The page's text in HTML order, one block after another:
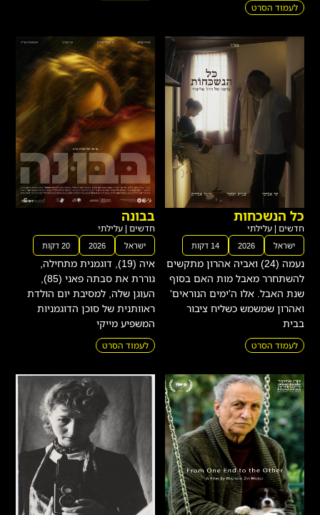
לעמוד הסרט
כל הנשכחות
חדשים |עלילתי
ישראל 2026 14 דקות
נעמה (24) ואביה אהרון מתקשים
להשתחרר מאבל מות האם בסוף
שנת האבל. אלו ה'ימים הנוראים'
ואהרון שמשמש כשליח ציבור
בבית
לעמוד הסרט
בבונה
חדשים | עלילתי
ישראל 2026 20 דקות
איה (19), דוגמנית מתחילה,
גוררת את סבתה פאני (85),
העוגן שלה, למסיבת יום הולדת
ראוותנית של סוכן הדוגמניות
המשפיע מייקי
לעמוד הסרט